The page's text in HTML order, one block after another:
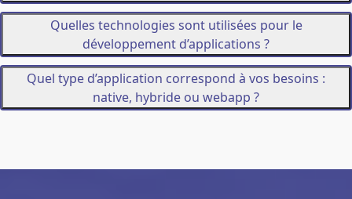
Quelles technologies sont utilisées pour le
développement d’applications ?
Quel type d’application correspond à vos besoins :
native, hybride ou webapp ?